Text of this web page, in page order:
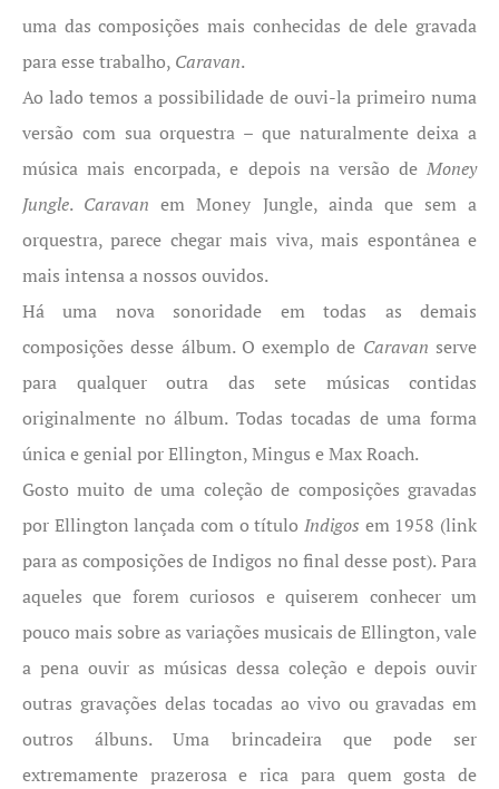
uma das composições mais conhecidas de dele gravada
para esse trabalho, Caravan.
Ao lado temos a possibilidade de ouvi-la primeiro numa
versão com sua orquestra – que naturalmente deixa a
música mais encorpada, e depois na versão de Money
Jungle. Caravan em Money Jungle, ainda que sem a
orquestra, parece chegar mais viva, mais espontânea e
mais intensa a nossos ouvidos.
Há uma nova sonoridade em todas as demais
composições desse álbum. O exemplo de Caravan serve
para qualquer outra das sete músicas contidas
originalmente no álbum. Todas tocadas de uma forma
única e genial por Ellington, Mingus e Max Roach.
Gosto muito de uma coleção de composições gravadas
por Ellington lançada com o título Indigos em 1958 (link
para as composições de Indigos no final desse post). Para
aqueles que forem curiosos e quiserem conhecer um
pouco mais sobre as variações musicais de Ellington, vale
a pena ouvir as músicas dessa coleção e depois ouvir
outras gravações delas tocadas ao vivo ou gravadas em
outros álbuns. Uma brincadeira que pode ser
extremamente prazerosa e rica para quem gosta de